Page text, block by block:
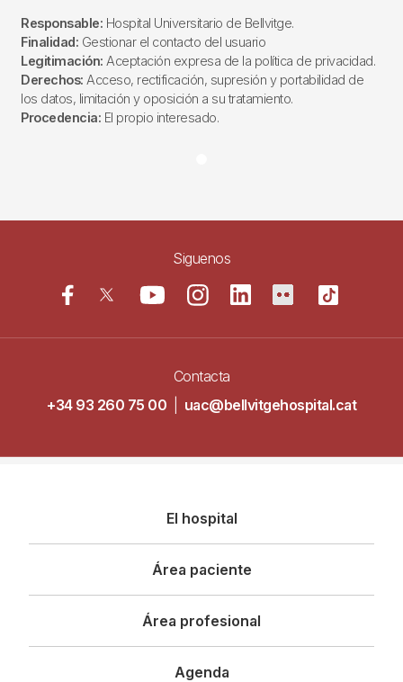
Responsable: Hospital Universitario de Bellvitge.
Finalidad: Gestionar el contacto del usuario
Legitimación: Aceptación expresa de la política de privacidad.
Derechos: Acceso, rectificación, supresión y portabilidad de
los datos, limitación y oposición a su tratamiento.
Procedencia: El propio interesado.
Siguenos
Contacta
+34 93 260 75 00
uac@bellvitgehospital.cat
principal
El hospital
Área paciente
Área profesional
Agenda